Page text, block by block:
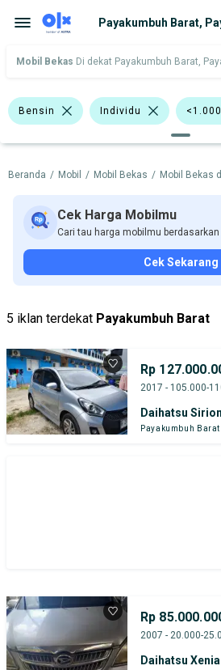
Payakumbuh Barat,
Mobil Bekas Di dekat Payakumbuh Barat,
Bensin Individu
>1.000 - 1.500 Cc >1.500 -
Silver Merah Kuning
Lainnya Toyota Agya
Harga Merek Dan Model
Tipe Bodi Tipe Membership
Beranda / Mobil / Mobil Bekas / Mobil Bekas
Cek Harga Mobilmu
Cari tau harga mobilmu berdasarkan
Cek Sekarang
5 iklan terdekat Payakumbuh Barat
Rp
2017 - 105.000-
Daihatsu Sirion
Payakumbuh Barat
Rp
2007 - 20.000-
Daihatsu Xenia